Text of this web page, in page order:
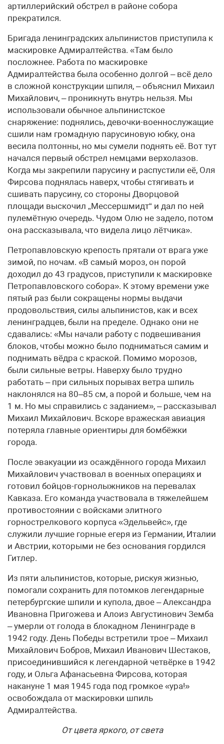
артиллерийский обстрел в районе собора
прекратился.
Бригада ленинградских альпинистов приступила к
маскировке Адмиралтейства. «Там было
посложнее. Работа по маскировке
Адмиралтейства была особенно долгой – всё дело
в сложной конструкции шпиля, – объяснил Михаил
Михайлович, – проникнуть внутрь нельзя. Мы
использовали обычное альпинистское
снаряжение: поднялись, девочки-военнослужащие
сшили нам громадную парусиновую юбку, она
весила полтонны, но мы сумели поднять её. Вот тут
начался первый обстрел немцами верхолазов.
Когда мы закрепили парусину и распустили её, Оля
Фирсова поднялась наверх, чтобы стягивать и
сшивать парусину, со стороны Дворцовой
площади выскочил „Мессершмидт“ и дал по ней
пулемётную очередь. Чудом Олю не задело, потом
она рассказывала, что видела лицо лётчика».
Петропавловскую крепость прятали от врага уже
зимой, по ночам. «В самый мороз, он порой
доходил до 43 градусов, приступили к маскировке
Петропавловского собора». К этому времени уже
пятый раз были сокращены нормы выдачи
продовольствия, силы альпинистов, как и всех
ленинградцев, были на пределе. Однако они не
сдавались: «Мы начали работу с подвешивания
блоков, чтобы можно было подниматься самим и
поднимать вёдра с краской. Помимо морозов,
были сильные ветры. Наверху было трудно
работать – при сильных порывах ветра шпиль
наклонялся на 80–85 см, а порой и больше, чем на
1 м. Но мы справились с заданием», – рассказывал
Михаил Михайлович. Вскоре вражеская авиация
потеряла главные ориентиры для бомбёжки
города.
После эвакуации из осаждённого города Михаил
Михайлович участвовал в военных операциях и
готовил бойцов-горнолыжников на перевалах
Кавказа. Его команда участвовала в тяжелейшем
противостоянии с войсками элитного
горнострелкового корпуса «Эдельвейс», где
служили лучшие горные егеря из Германии, Италии
и Австрии, которыми не без основания гордился
Гитлер.
Из пяти альпинистов, которые, рискуя жизнью,
помогали сохранить для потомков легендарные
петербургские шпили и купола, двое – Александра
Ивановна Пригожева и Алоиз Августинович Земба
– умерли от голода в блокадном Ленинграде в
1942 году. День Победы встретили трое – Михаил
Михайлович Бобров, Михаил Иванович Шестаков,
присоединившийся к легендарной четвёрке в 1942
году, и Ольга Афанасьевна Фирсова, которая
накануне 1 мая 1945 года под громкое «ура!»
освобождала от маскировки шпиль
Адмиралтейства.
От цвета яркого, от света